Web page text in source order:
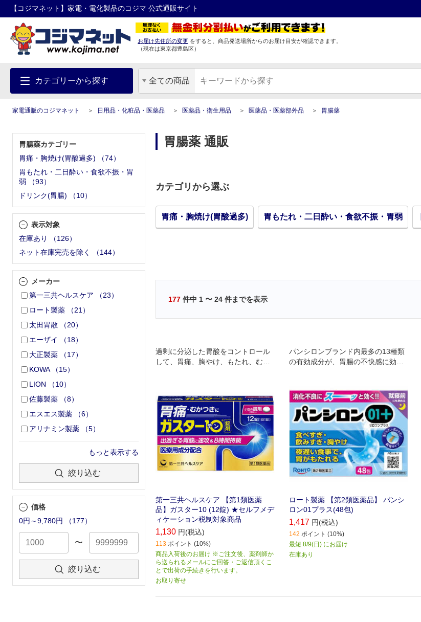
【コジマネット】家電・電化製品のコジマ 公式通販サイト
お届け先住所の変更 をすると、商品発送場所からのお届け目安が確認できます。
（現在は東京都豊島区）
カテゴリーから探す 全ての商品
家電通販のコジマネット 日用品・化粧品・医薬品 医薬品・衛生用品 医薬品・医薬部外品 胃腸薬
胃腸薬カテゴリー
胃痛・胸焼け(胃酸過多)
（74）
胃もたれ・二日酔い・食欲不振・胃
弱
（93）
ドリンク(胃腸)
（10）
表示対象
在庫あり
（126）
ネット在庫完売を除く
（144）
メーカー
第一三共ヘルスケア
（23）
ロート製薬
（21 ）
太田胃散
（20）
エーザイ
（18）
大正製薬
（17）
KOWA
（15）
LION
（10）
佐藤製薬
（8）
エスエス製薬
（6）
アリナミン製薬
（5）
もっと表示する
絞り込む
価格
0円～9,780円
（177）
〜
絞り込む
胃腸薬 通販
カテゴリから選ぶ
胃痛・胸焼け(胃酸過多) 胃もたれ・二日酔い・食欲不振・胃弱
177 件中 1 〜 24 件までを表示
過剰に分泌した胃酸をコントロール
して、胃痛、胸やけ、もたれ、むか
第一三共ヘルスケア 【第1類医薬
品】ガスター10 (12錠) ★セルフメデ
ィケーション税制対象商品
1,130 円(税込)
113 ポイント (10%)
商品入荷後のお届け ※ご注文後、薬剤師か
ら送られるメールにご回答・ご返信頂くこ
とで出荷の手続きを行います。
お取り寄せ
パンシロンブランド内最多の13種類
の有効成分が、胃腸の不快感に効
ロート製薬 【第2類医薬品】 パンシ
ロン01プラス(48包)
1,417 円(税込)
142 ポイント (10%)
最短 8/9(日) にお届け
在庫あり